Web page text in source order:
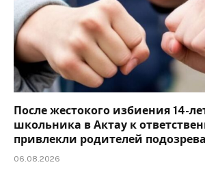
После жестокого избиения 14-
школьника в Актау к
привлекли родителей
06.08.2026